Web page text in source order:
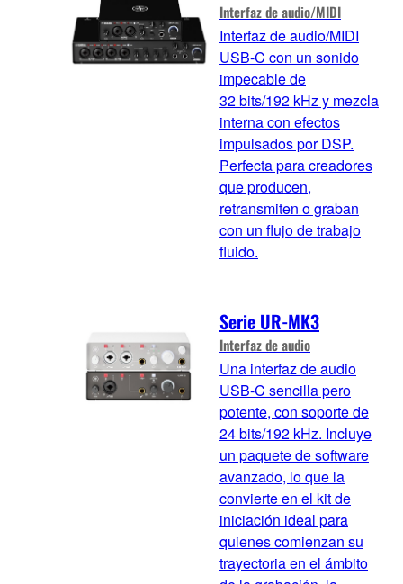
Interfaz de audio/MIDI
Interfaz de audio/MIDI
USB-C con un sonido
impecable de
32 bits/192 kHz y mezcla
interna con efectos
impulsados por DSP.
Perfecta para creadores
que producen,
retransmiten o graban
con un flujo de trabajo
fluido.
Serie UR-MK3
Interfaz de audio
Una interfaz de audio
USB-C sencilla pero
potente, con soporte de
24 bits/192 kHz. Incluye
un paquete de software
avanzado, lo que la
convierte en el kit de
iniciación ideal para
quienes comienzan su
trayectoria en el ámbito